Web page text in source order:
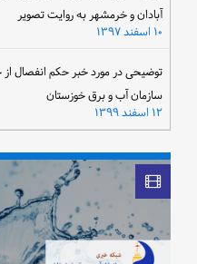
آبادان و خرمشهر به روایت تصویر
۱۰ اسفند ۱۳۹۷
توضیحی در مورد خبر حکم انفصال
سازمان آب و برق خوزستان
۱۲ اسفند ۱۳۹۹